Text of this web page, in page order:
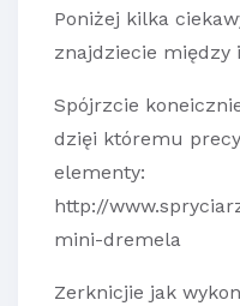
Poniżej kilka
znajdziecie między
Spójrzcie
dzięi któremu
elementy:
http://
mini-dremela
Zerknicjie jak